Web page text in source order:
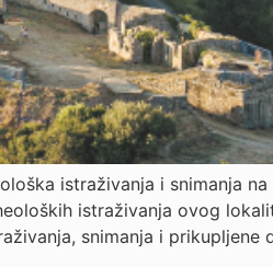
istraživanja i snimanja
istraživanja ovog
snimanja i prikupljene